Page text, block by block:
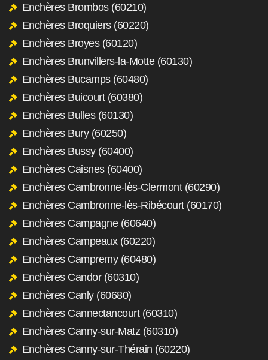
Enchères Brombos (60210)
Enchères Broquiers (60220)
Enchères Broyes (60120)
Enchères Brunvillers-la-Motte (60130)
Enchères Bucamps (60480)
Enchères Buicourt (60380)
Enchères Bulles (60130)
Enchères Bury (60250)
Enchères Bussy (60400)
Enchères Caisnes (60400)
Enchères Cambronne-lès-Clermont (60290)
Enchères Cambronne-lès-Ribécourt (60170)
Enchères Campagne (60640)
Enchères Campeaux (60220)
Enchères Campremy (60480)
Enchères Candor (60310)
Enchères Canly (60680)
Enchères Cannectancourt (60310)
Enchères Canny-sur-Matz (60310)
Enchères Canny-sur-Thérain (60220)